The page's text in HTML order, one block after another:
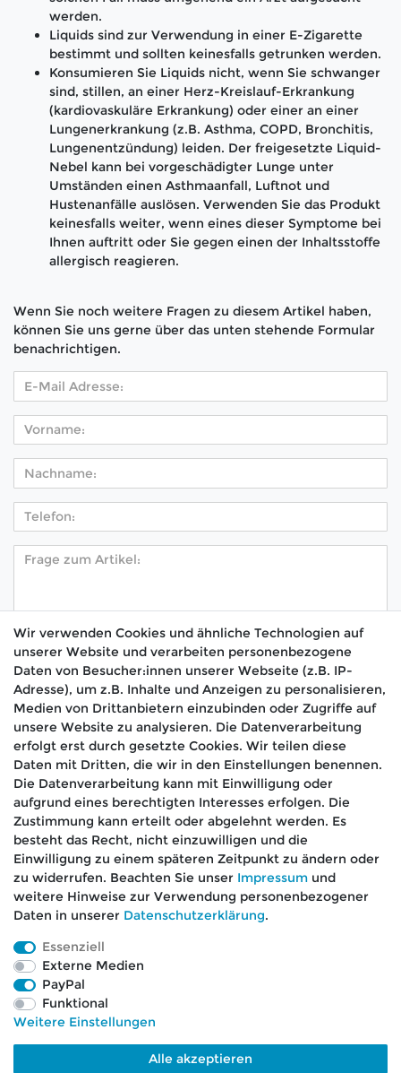
werden.
Liquids sind zur Verwendung in einer E-Zigarette
bestimmt und sollten keinesfalls getrunken werden.
Konsumieren Sie Liquids nicht, wenn Sie schwanger
sind, stillen, an einer Herz-Kreislauf-Erkrankung
(kardiovaskuläre Erkrankung) oder einer an einer
Lungenerkrankung (z.B. Asthma, COPD, Bronchitis,
Lungenentzündung) leiden. Der freigesetzte Liquid-
Nebel kann bei vorgeschädigter Lunge unter
Umständen einen Asthmaanfall, Luftnot und
Hustenanfälle auslösen. Verwenden Sie das Produkt
keinesfalls weiter, wenn eines dieser Symptome bei
Ihnen auftritt oder Sie gegen einen der Inhaltsstoffe
allergisch reagieren.
Wenn Sie noch weitere Fragen zu diesem Artikel haben,
können Sie uns gerne über das unten stehende Formular
benachrichtigen.
Hiermit bestätige ich, dass ich dieDaten­schutz­
erklärung gelesen habe. *
Absenden
🚚 Schneller Versand
📦 Kostenloser Versand ab 75 €
📞 Kostenlose Beratung per Telefon &
WhatsApp
Impressum
Barrierefreiheitserklärung
Wir verwenden Cookies und ähnliche Technologien auf
unserer Website und verarbeiten personenbezogene
Daten von Besucher:innen unserer Webseite (z.B. IP-
Adresse), um z.B. Inhalte und Anzeigen zu personalisieren,
Medien von Drittanbietern einzubinden oder Zugriffe auf
unsere Website zu analysieren. Die Datenverarbeitung
erfolgt erst durch gesetzte Cookies. Wir teilen diese
Daten mit Dritten, die wir in den Einstellungen benennen.
Die Datenverarbeitung kann mit Einwilligung oder
aufgrund eines berechtigten Interesses erfolgen. Die
Zustimmung kann erteilt oder abgelehnt werden. Es
besteht das Recht, nicht einzuwilligen und die
Einwilligung zu einem späteren Zeitpunkt zu ändern oder
zu widerrufen. Beachten Sie unser Impressum und
weitere Hinweise zur Verwendung personenbezogener
Daten in unserer Daten­schutz­erklärung.
Essenziell
Externe Medien
PayPal
Funktional
Weitere Einstellungen
Alle akzeptieren